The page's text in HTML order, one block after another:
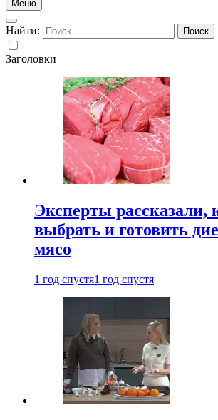
Меню
Найти:
Заголовки
Эксперты рассказали,
выбрать и готовить
мясо
1 год спустя1 год спустя